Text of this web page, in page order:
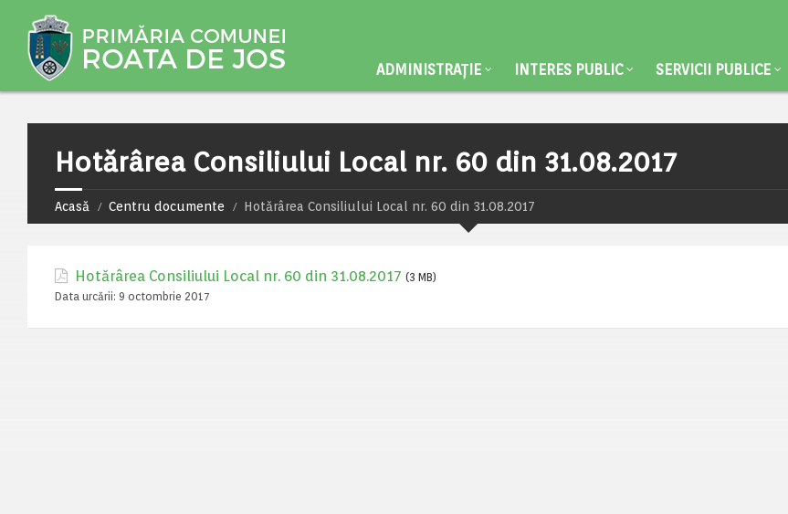
ADMINISTRAȚIE INTERES PUBLIC SERVICII PUBLICE
Hotărârea Consiliului Local nr. 60 din 31.08.2017
Acasă Centru documente Hotărârea Consiliului Local nr. 60 din 31.08.2017
Hotărârea Consiliului Local nr. 60 din 31.08.2017 (3 MB)
Data urcării: 9 octombrie 2017